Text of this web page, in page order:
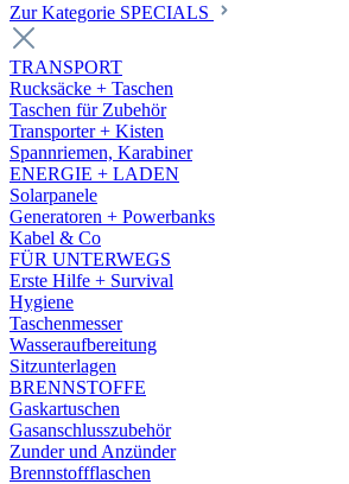
Zur Kategorie SPECIALS
TRANSPORT
Rucksäcke + Taschen
Taschen für Zubehör
Transporter + Kisten
Spannriemen, Karabiner
ENERGIE + LADEN
Solarpanele
Generatoren + Powerbanks
Kabel & Co
FÜR UNTERWEGS
Erste Hilfe + Survival
Hygiene
Taschenmesser
Wasseraufbereitung
Sitzunterlagen
BRENNSTOFFE
Gaskartuschen
Gasanschlusszubehör
Zunder und Anzünder
Brennstoffflaschen